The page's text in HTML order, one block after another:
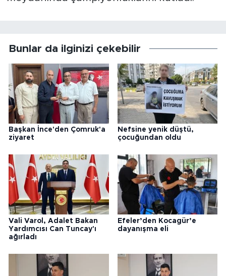
Bunlar da ilginizi çekebilir
Başkan İnce'den Çomruk'a
ziyaret
Nefsine yenik düştü,
çocuğundan oldu
Vali Varol, Adalet Bakan
Yardımcısı Can Tuncay'ı
ağırladı
Efeler’den Kocagür’e
dayanışma eli